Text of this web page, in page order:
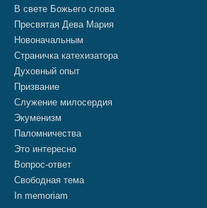
В свете Божьего слова
Пресвятая Дева Мария
Новоначальным
Страничка катехизатора
Духовный опыт
Призвание
Служение милосердия
Экуменизм
Паломничества
Это интересно
Вопрос-ответ
Свободная тема
In memoriam